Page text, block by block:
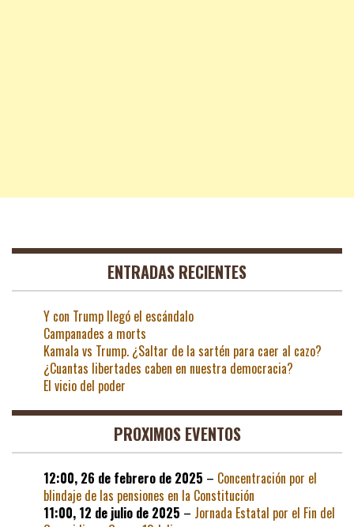
ENTRADAS RECIENTES
Y con Trump llegó el escándalo
Campanades a morts
Kamala vs Trump. ¿Saltar de la sartén para caer al cazo?
¿Cuantas libertades caben en nuestra democracia?
El vicio del poder
PROXIMOS EVENTOS
12:00, 26 de febrero de 2025 – Concentración por el
blindaje de las pensiones en la Constitución
11:00, 12 de julio de 2025 – Jornada Estatal por el Fin del